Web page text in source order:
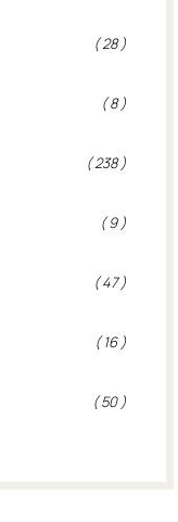
( 28 )
( 8 )
( 238 )
( 9 )
( 47 )
( 16 )
( 50 )